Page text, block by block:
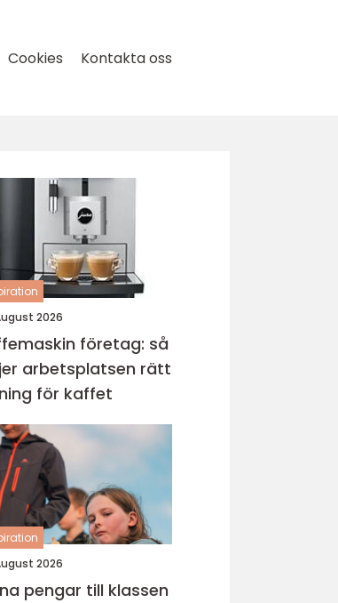
Cookies Kontakta oss
2026
företag: så
arbetsplatsen rätt
för kaffet
2026
pengar till klassen